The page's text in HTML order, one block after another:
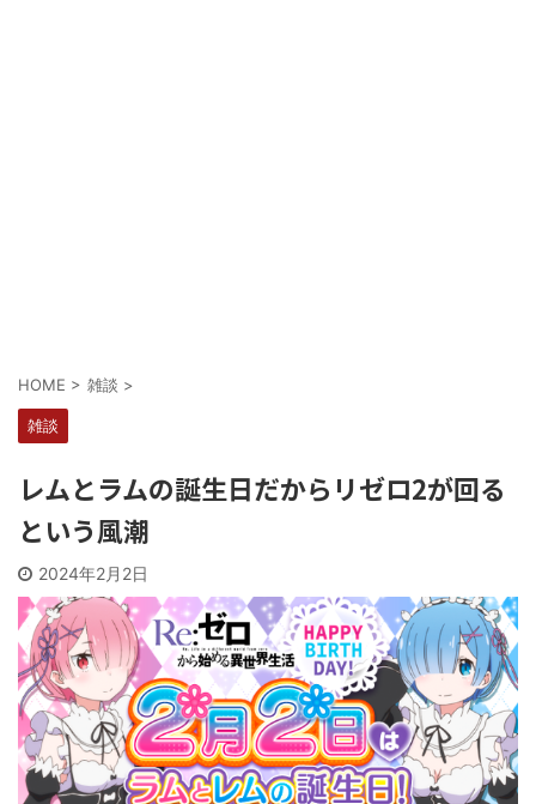
HOME > 雑談 >
雑談
レムとラムの誕生日だからリゼロ2が回る
という風潮
2024年2月2日